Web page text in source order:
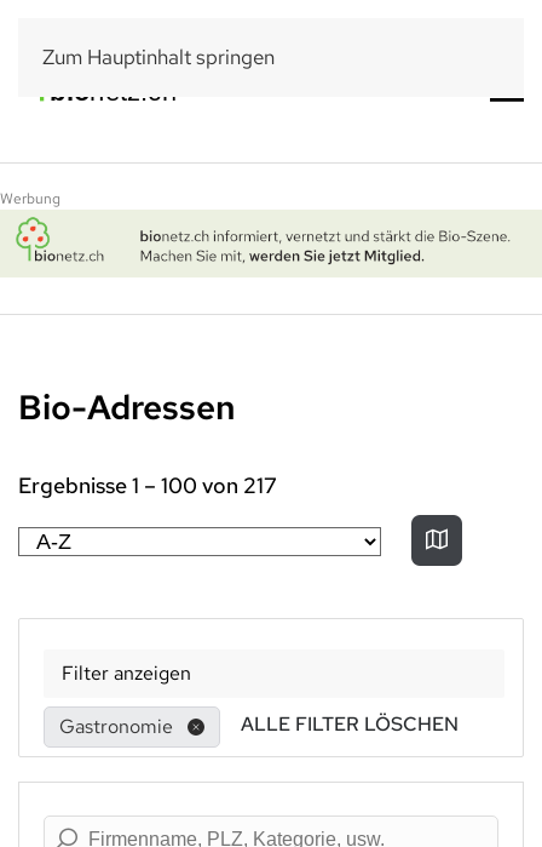
Zum Hauptinhalt springen
Werbung
Bio-Adressen
Ergebnisse1 – 100 von 217
Filter anzeigen
Gastronomie ALLE FILTER LÖSCHEN